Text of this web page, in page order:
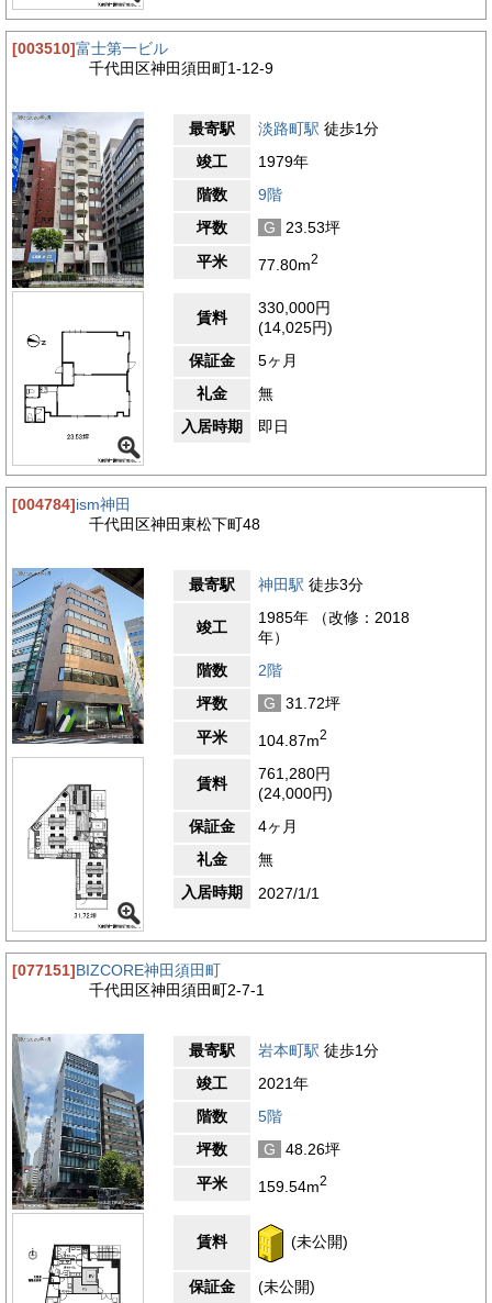
[003510]富士第一ビル
千代田区神田須田町1-12-9
最寄駅 淡路町駅 徒歩1分
竣工
1979年
階数
9階
坪数
G
23.53坪
平米
77.80m2
賃料
330,000円
(14,025円)
保証金
5ヶ月
礼金
無
入居時期
即日
[004784]ism神田
千代田区神田東松下町48
最寄駅 神田駅 徒歩3分
竣工
1985年 （改修：2018
年）
階数
2階
坪数
G
31.72坪
平米
104.87m2
賃料
761,280円
(24,000円)
保証金
4ヶ月
礼金
無
入居時期
2027/1/1
[077151]BIZCORE神田須田町
千代田区神田須田町2-7-1
最寄駅 岩本町駅 徒歩1分
竣工
2021年
階数
5階
坪数
G
48.26坪
平米
159.54m2
賃料 (未公開)
保証金
(未公開)